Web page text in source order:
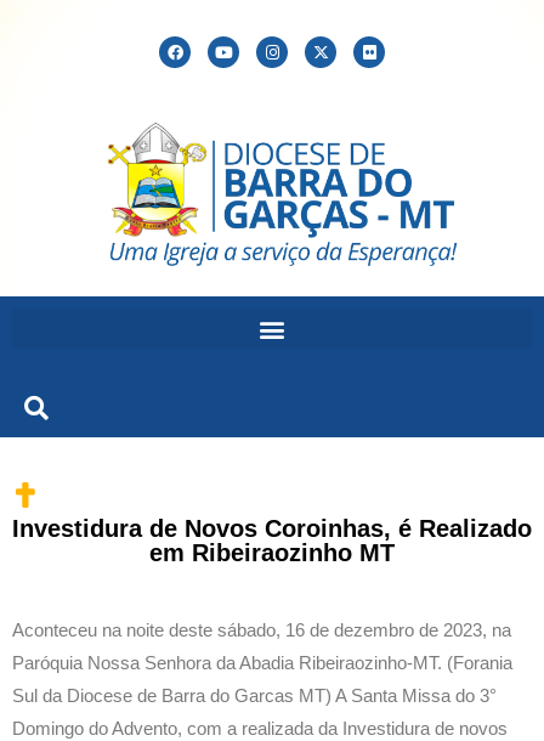
Investidura de Novos Coroinhas, é Realizado
em Ribeiraozinho MT
Aconteceu na noite deste sábado, 16 de dezembro de 2023, na
Paróquia Nossa Senhora da Abadia Ribeiraozinho-MT. (Forania
Sul da Diocese de Barra do Garcas MT) A Santa Missa do 3°
Domingo do Advento, com a realizada da Investidura de novos